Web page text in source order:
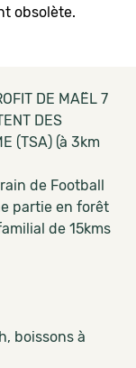
obsolète.
DE MAËL 7
DES
(TSA) (à 3km
de Football
partie en forêt
de 15kms
boissons à